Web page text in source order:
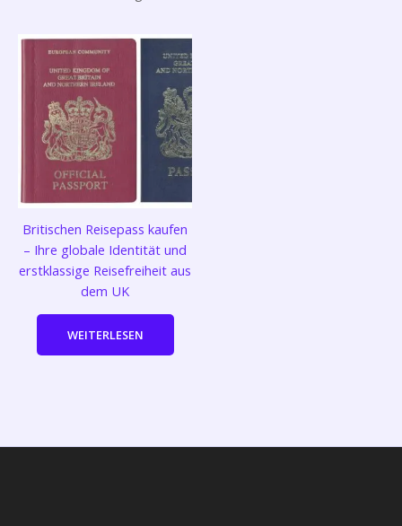
Britischen Reisepass kaufen
– Ihre globale Identität und
erstklassige Reisefreiheit aus
dem UK
WEITERLESEN